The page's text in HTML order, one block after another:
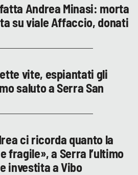
Andrea Minasi: morta
su viale Affaccio, donati
vite, espiantati gli
saluto a Serra San
ci ricorda quanto la
fragile», a Serra l’ultimo
investita a Vibo